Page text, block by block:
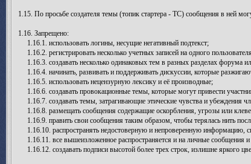
1.15. По просьбе создателя темы (топик стартера - ТС) сообщения в ней
1.16. Запрещено:
1.16.1. использовать логины, несущие негативный подтекст;
1.16.2. регистрировать несколько учетных записей на одного
1.16.3. создавать несколько одинаковых тем в разных разделах форума
1.16.4. начинать, развивать и поддерживать дискуссии, которые
1.16.5. использовать нецензурную лексику и её производные;
1.16.6. создавать провокационные темы, которые могут привести
1.16.7. создавать темы, затрагивающие этические чувства и убеждения
1.16.8. размещать сообщения содержащие оскорбления, угрозы или
1.16.9. править свои сообщения таким образом, чтобы терялась нить
1.16.10. распространять недостоверную и непроверенную информацию,
1.16.11. все вышеизложенное распространяется и на личные сообщения
1.16.12. создавать подписи высотой более трех строк, излишне яркого